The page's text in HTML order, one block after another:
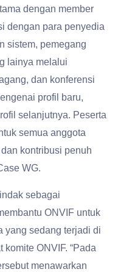
dengan member
dengan para penyedia
sistem, pemegang
lainya melalui
dan konferensi
profil baru,
selanjutnya. Peserta
semua anggota
kontribusi penuh
WG.
sebagai
ONVIF untuk
yang sedang terjadi di
komite ONVIF. “Pada
menawarkan